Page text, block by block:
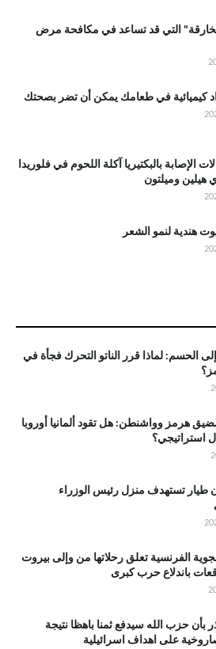
التي قد تساعد في مكافحة مرض
الإصابة بالبكتيريا آكلة اللحوم في فلوريدا
هيلين وميلتون
الحسم: لماذا قرر الناتو التحرك فجأة في
هرمز وواشنطن: هل تقود ألمانيا أوروبا
استراتيجي؟
طيار تستهدف منزل رئيس الوزراء
الفرنسية تعلق رحلاتها من وإلى بيروت
باندلاع حرب كبرى
بأن حزب الله سيدفع ثمنا باهظا نتيجة
على اهداف اسرائيلية